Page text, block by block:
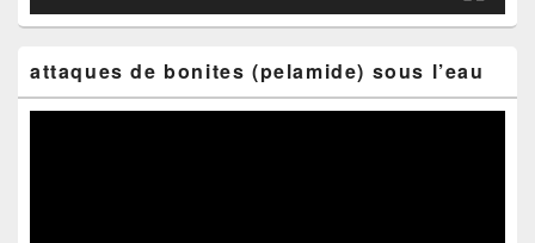
attaques de bonites (pelamide) sous l’eau